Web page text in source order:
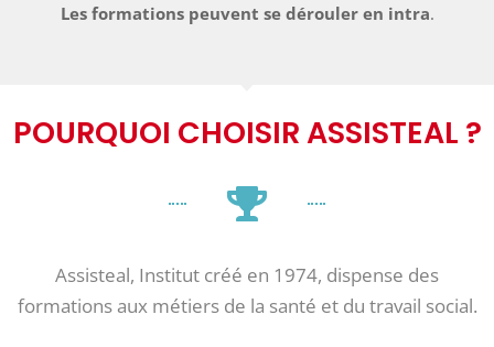
Les formations peuvent se dérouler en intra.
POURQUOI CHOISIR ASSISTEAL ?
Assisteal, Institut créé en 1974, dispense des
formations aux métiers de la santé et du travail social.